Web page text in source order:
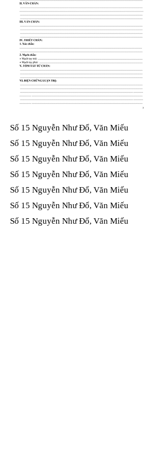
Số 15 Nguyễn Như Đổ, Văn Miếu​​​​
Số 15 Nguyễn Như Đổ, Văn Miếu​​​​
Số 15 Nguyễn Như Đổ, Văn Miếu​​​​
Số 15 Nguyễn Như Đổ, Văn Miếu​​​​
Số 15 Nguyễn Như Đổ, Văn Miếu​​​​
Số 15 Nguyễn Như Đổ, Văn Miếu​​​​
Số 15 Nguyễn Như Đổ, Văn Miếu​​​​